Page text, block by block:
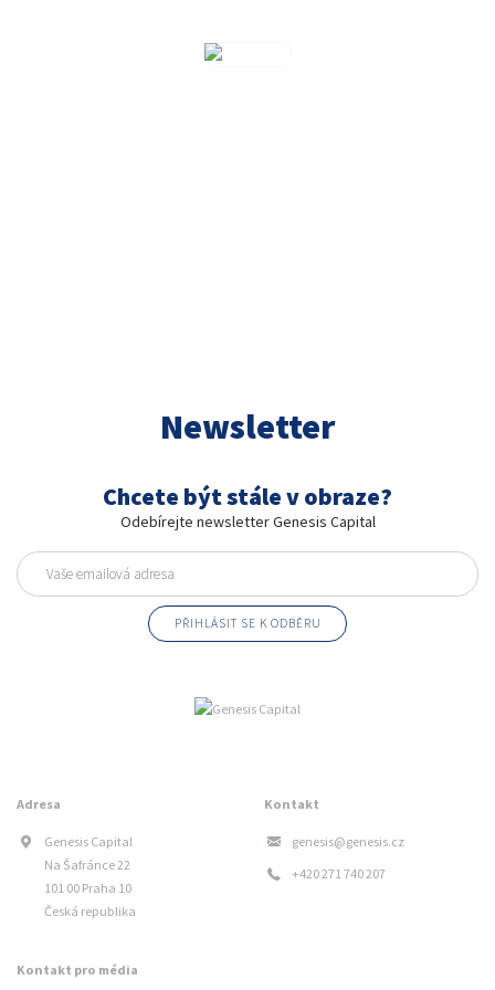
Newsletter
Chcete být stále v obraze?
Odebírejte newsletter Genesis Capital
Adresa
Genesis Capital
Na Šafránce 22
101 00 Praha 10
Česká republika
Kontakt
genesis@genesis.cz
+420 271 740 207
Kontakt pro média